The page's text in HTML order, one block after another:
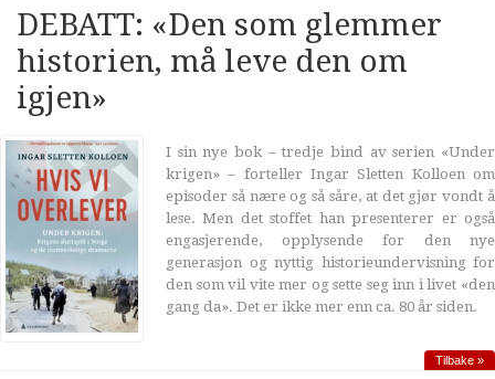
DEBATT: «Den som glemmer
historien, må leve den om
igjen»
I sin nye bok – tredje bind av serien «Under
krigen» – forteller Ingar Sletten Kolloen om
episoder så nære og så såre, at det gjør vondt å
lese. Men det stoffet han presenterer er også
engasjerende, opplysende for den nye
generasjon og nyttig historieundervisning for
den som vil vite mer og sette seg inn i livet «den
gang da». Det er ikke mer enn ca. 80 år siden.
Tilbake »